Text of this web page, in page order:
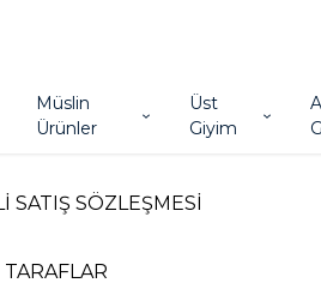
Müslin
Ürünler
Üst
Giyim
SATIŞ SÖZLEŞMESİ